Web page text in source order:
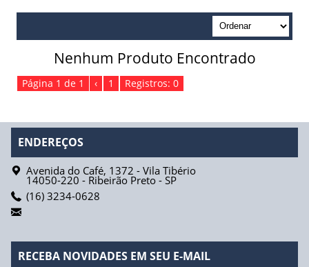
Absorvente Geriátrico
Absorvente Geriátrico Masculino
Absorvente Geriátrico Maxi Geriatric Biofral
Absorvente Tena Lady Extra Biofral
Absorvente Tena Lady Super Biofral
Água
Fio Catgut Simples
Nenhum Produto Encontrado
Página 1 de 1 ‹ 1 Registros: 0
ENDEREÇOS
Avenida do Café, 1372 - Vila Tibério
14050-220 - Ribeirão Preto -SP
(16) 3234-0628
RECEBA NOVIDADES EM SEU E-MAIL